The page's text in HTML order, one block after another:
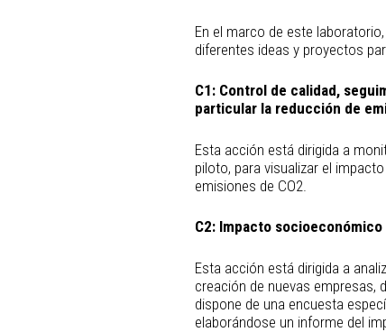
En el marco de este
diferentes ideas y proyectos
C1: Control de calidad,
particular la reducción de
Esta acción está dirigida a
piloto, para visualizar el
emisiones de CO2.
C2: Impacto
Esta acción está dirigida a
creación de nuevas empresas,
dispone de una encuesta
elaborándose un informe del